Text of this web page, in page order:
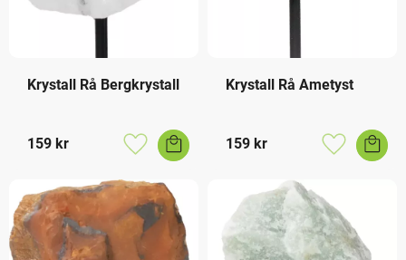
Krystall Rå Bergkrystall
159 kr
Lagre som favoritt
Krystall Rå Ametyst
159 kr
Lagre som